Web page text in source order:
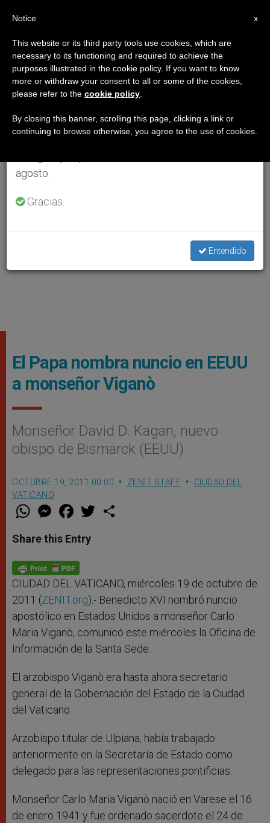
El Papa nombra nuncio en EEUU
a monseñor Viganò
Monseñor David D. Kagan, nuevo
obispo de Bismarck (EEUU)
OCTUBRE 19, 2011 00:00 ZENIT STAFF
CIUDAD DEL
VATICANO
W
t
s
p
p
M
e
s
e
g
e
r
F
a
e
b
o
k
w
Share this Entry
CIUDAD DEL VATICANO, miércoles 19 de octubre de
2011 (ZENIT.org).- Benedicto XVI nombró nuncio
apostólico en Estados Unidos a monseñor Carlo
Maria Viganò, comunicó este miércoles la Oficina de
Información de la Santa Sede.
El arzobispo Viganò era hasta ahora secretario
general de la Gobernación del Estado de la Ciudad
del Vaticano.
Arzobispo titular de Ulpiana, había trabajado
anteriormente en la Secretaría de Estado como
delegado para las representaciones pontificias.
Monseñor Carlo Maria Viganò nació en Varese el 16
de enero 1941 y fue ordenado sacerdote el 24 de
×
Aviso importante
Del 27 de julio al 7 de agosto haremos la pausa
anual, aprovechando que en el periodo de verano
se generan menos informaciones y también el
agosto.
Gracias.
Entendido
x
Notice
This website or its third party tools use cookies, which are
necessary to its functioning and required to achieve the
purposes illustrated in the cookie policy. If you want to know
more or withdraw your consent to all or some of the cookies,
please refer to the cookie policy
By closing this banner, scrolling this page, clicking a link or
continuing to browse otherwise, you agree to the use of cookies.